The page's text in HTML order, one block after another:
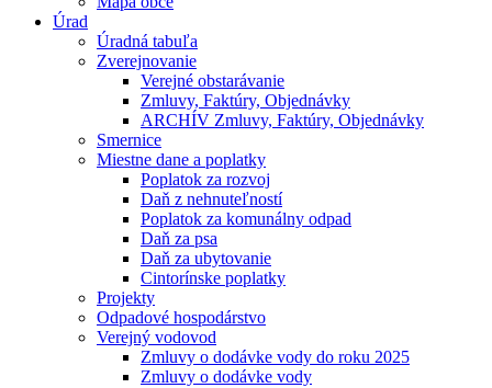
Úrad
Úradná tabuľa
Zverejnovanie
Verejné obstarávanie
Zmluvy, Faktúry, Objednávky
ARCHÍV Zmluvy, Faktúry, Objednávky
Smernice
Miestne dane a poplatky
Poplatok za rozvoj
Daň z nehnuteľností
Poplatok za komunálny odpad
Daň za psa
Daň za ubytovanie
Cintorínske poplatky
Projekty
Odpadové hospodárstvo
Verejný vodovod
Zmluvy o dodávke vody do roku 2025
Zmluvy o dodávke vody